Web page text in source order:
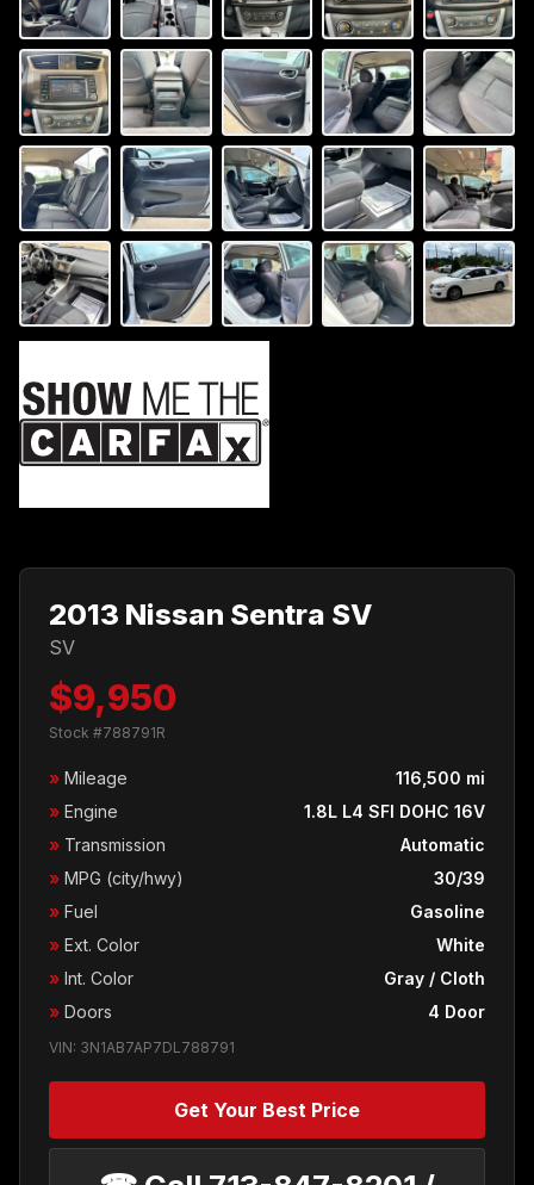
2013 Nissan Sentra SV
SV
$9,950
Stock #788791R
» Mileage
116,500 mi
» Engine
1.8L L4 SFI DOHC 16V
» Transmission
Automatic
» MPG (city/hwy)
30/39
» Fuel
Gasoline
» Ext. Color
White
» Int. Color
Gray / Cloth
» Doors 4 Door
VIN: 3N1AB7AP7DL788791
Get Your Best Price